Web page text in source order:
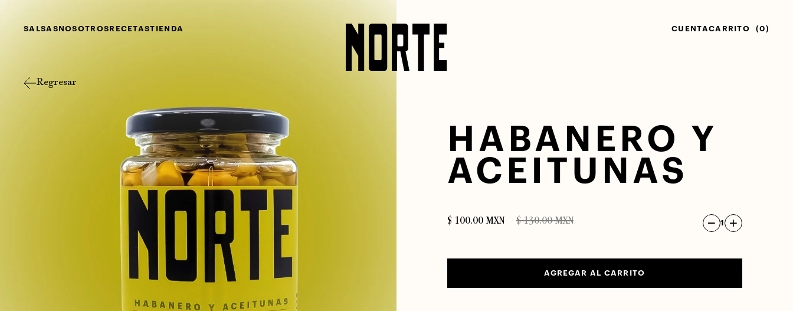
SALSASNOSOTROSRECETASTIENDA CUENTACARRITO (0)
Regresar
HABANERO Y
ACEITUNAS
$ 100.00 MXN $ 130.00 MXN 1
AGREGAR AL CARRITO